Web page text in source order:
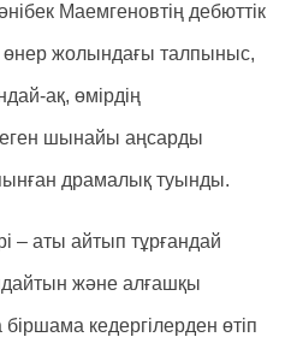
Маемгеновтің дебюттік
жолындағы талпыныс,
ақ, өмірдің
шынайы аңсарды
драмалық туынды.
– аты айтып тұрғандай
және алғашқы
кедергілерден өтіп